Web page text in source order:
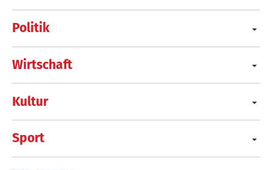
Politik
Wirtschaft
Kultur
Sport